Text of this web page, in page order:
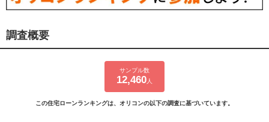
調査概要
サンプル数
12,460 人
この住宅ローンランキングは、オリコンの以下の調査に基づいています。